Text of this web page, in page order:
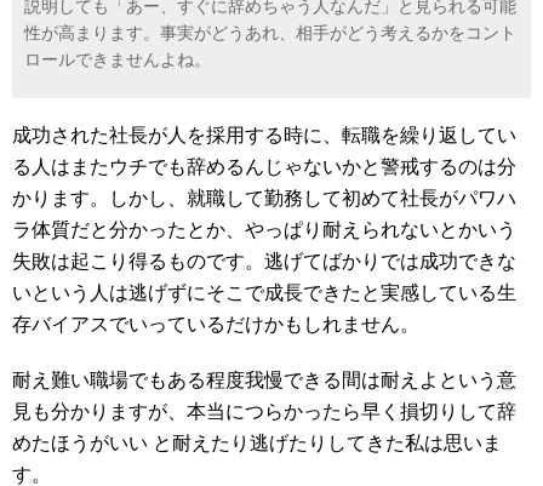
説明しても「あー、すぐに辞めちゃう人なんだ」と見られる可能
性が高まります。事実がどうあれ、相手がどう考えるかをコント
ロールできませんよね。
成功された社長が人を採用する時に、転職を繰り返してい
る人はまたウチでも辞めるんじゃないかと警戒するのは分
かります。しかし、就職して勤務して初めて社長がパワハ
ラ体質だと分かったとか、やっぱり耐えられないとかいう
失敗は起こり得るものです。逃げてばかりでは成功できな
いという人は逃げずにそこで成長できたと実感している生
存バイアスでいっているだけかもしれません。
耐え難い職場でもある程度我慢できる間は耐えよという意
見も分かりますが、本当につらかったら早く損切りして辞
めたほうがいい と耐えたり逃げたりしてきた私は思いま
す。